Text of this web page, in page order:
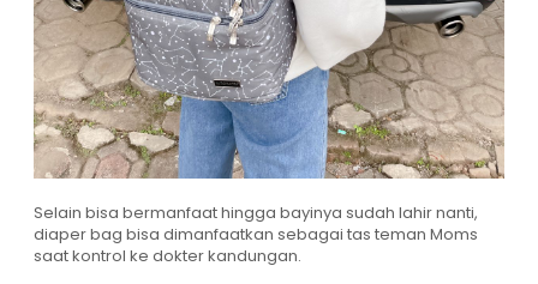
Selain bisa bermanfaat hingga bayinya sudah lahir nanti,
diaper bag bisa dimanfaatkan sebagai tas teman Moms
saat kontrol ke dokter kandungan.